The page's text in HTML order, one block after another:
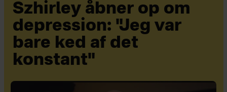
Szhirley åbner op om
depression: "Jeg var
bare ked af det
konstant"